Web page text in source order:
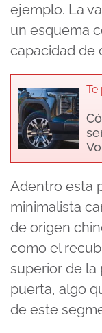
ejemplo. La
un esquema
capacidad de
Te
Adentro esta
minimalista
de origen
como el
superior de la
puerta, algo
de este